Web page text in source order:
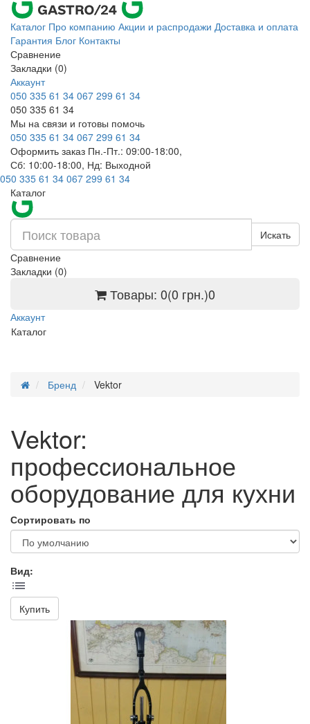
Каталог Про компанию Акции и распродажи Доставка и оплата
Гарантия Блог Контакты
Сравнение
Закладки (0)
Аккаунт
050 335 61 34 067 299 61 34
050 335 61 34
Мы на связи и готовы помочь
050 335 61 34 067 299 61 34
Оформить заказ Пн.-Пт.: 09:00-18:00,
Сб: 10:00-18:00, Нд: Выходной
050 335 61 34 067 299 61 34
Каталог
Искать
Сравнение
Закладки (0)
Товары: 0(0 грн.)0
Аккаунт
Каталог
Бренд Vektor
Vektor:
профессиональное
оборудование для кухни
Сортировать по
Вид:
Купить